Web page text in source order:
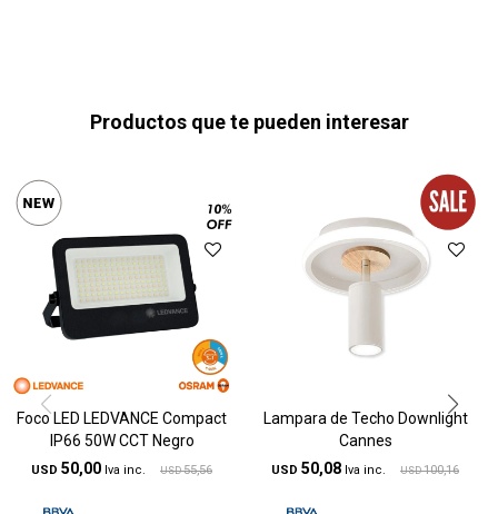
Productos que te pueden interesar
Foco LED LEDVANCE Compact
IP66 50W CCT Negro
USD 50,00 USD 55,56
Lampara de Techo Downlight
Cannes
USD 50,08 USD 100,16